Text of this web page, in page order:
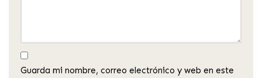
Guarda mi nombre, correo electrónico y web en este